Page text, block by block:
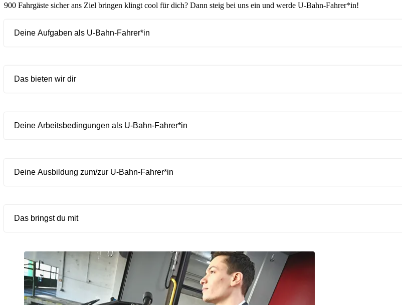
900 Fahrgäste sicher ans Ziel bringen klingt cool für dich? Dann steig bei uns ein und werde U-Bahn-Fahrer*in!
Deine Aufgaben als U-Bahn-Fahrer*in
Das bieten wir dir
Deine Arbeitsbedingungen als U-Bahn-Fahrer*in
Deine Ausbildung zum/zur U-Bahn-Fahrer*in
Das bringst du mit